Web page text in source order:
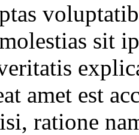
sit
amet est
ratione